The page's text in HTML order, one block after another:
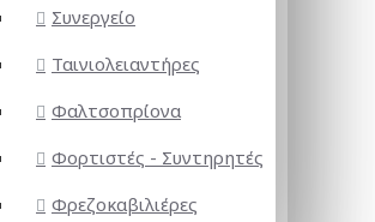
Συνεργείο
Ταινιολειαντήρες
Φαλτσοπρίονα
Φορτιστές - Συντηρητές
Φρεζοκαβιλιέρες